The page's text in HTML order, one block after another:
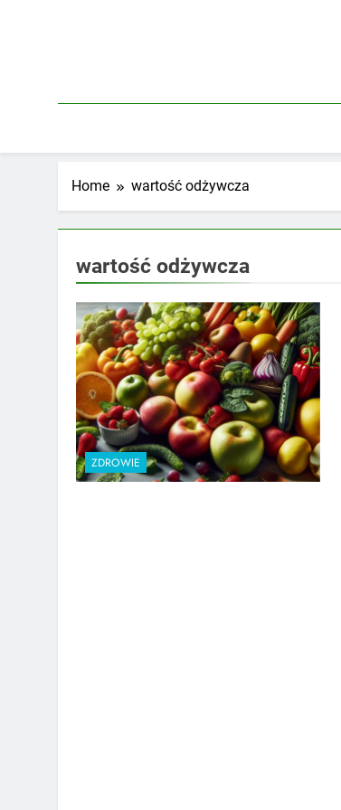
Home wartość odżywcza
wartość odżywcza
ZDROWIE